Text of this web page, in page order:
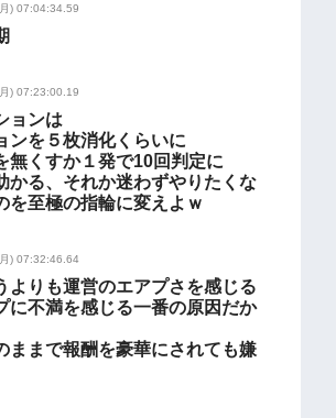
) 07:04:34.59
) 07:23:00.19
ョンは
ンを５枚消化くらいに
無くすか１発で10回判定に
かる、それか迷わずやりたくな
を至極の指輪に変えよｗ
) 07:32:46.64
よりも運営のエアプさを感じる
に不満を感じる一番の原因だか
ままで報酬を豪華にされても嫌